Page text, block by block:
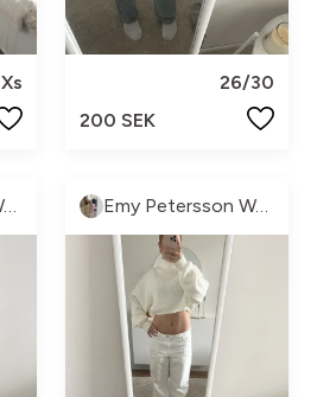
Xs
26/30
200 SEK
Emy Petersson Wennborg Emy Petersson Wennborg